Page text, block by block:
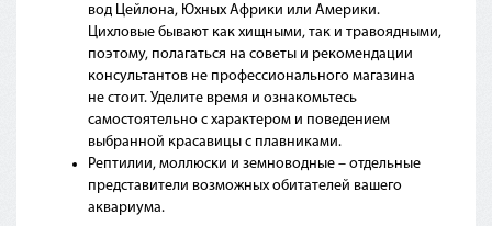
вод Цейлона, Юхных Африки или Америки.
Цихловые бывают как хищными, так и травоядными,
поэтому, полагаться на советы и рекомендации
консультантов не профессионального магазина
не стоит. Уделите время и ознакомьтесь
самостоятельно с характером и поведением
выбранной красавицы с плавниками.
Рептилии, моллюски и земноводные – отдельные
представители возможных обитателей вашего
аквариума.